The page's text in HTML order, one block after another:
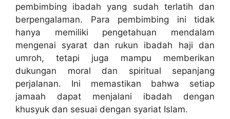
pembimbing ibadah yang sudah terlatih dan
berpengalaman. Para pembimbing ini tidak
hanya memiliki pengetahuan mendalam
mengenai syarat dan rukun ibadah haji dan
umroh, tetapi juga mampu memberikan
dukungan moral dan spiritual sepanjang
perjalanan. Ini memastikan bahwa setiap
jamaah dapat menjalani ibadah dengan
khusyuk dan sesuai dengan syariat Islam.